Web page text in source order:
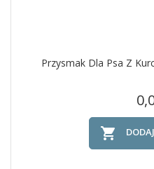
Przysmak Dla Psa Z
